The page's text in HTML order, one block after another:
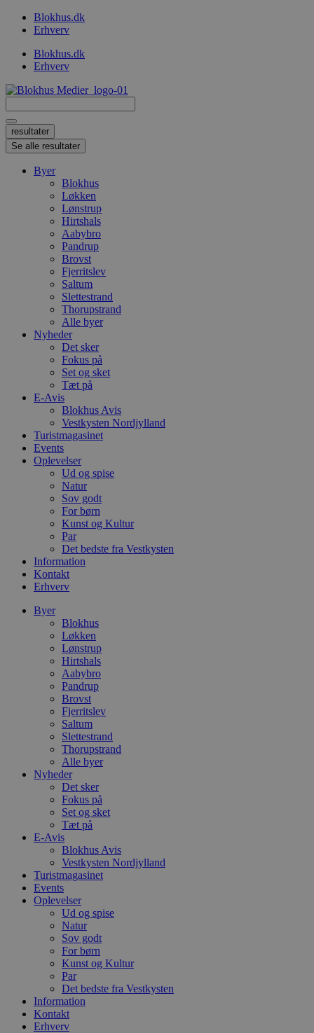
VidereBlokhus.dk
Erhverv
Blokhus.dk
Erhverv
...
resultater
Se alle resultater
Byer
Blokhus
Løkken
Lønstrup
Hirtshals
Aabybro
Pandrup
Brovst
Fjerritslev
Saltum
Slettestrand
Thorupstrand
Alle byer
Nyheder
Det sker
Fokus på
Set og sket
Tæt på
E-Avis
Blokhus Avis
Vestkysten Nordjylland
Turistmagasinet
Events
Oplevelser
Ud og spise
Natur
Sov godt
For børn
Kunst og Kultur
Par
Det bedste fra Vestkysten
Information
Kontakt
Erhverv
Byer
Blokhus
Løkken
Lønstrup
Hirtshals
Aabybro
Pandrup
Brovst
Fjerritslev
Saltum
Slettestrand
Thorupstrand
Alle byer
Nyheder
Det sker
Fokus på
Set og sket
Tæt på
E-Avis
Blokhus Avis
Vestkysten Nordjylland
Turistmagasinet
Events
Oplevelser
Ud og spise
Natur
Sov godt
For børn
Kunst og Kultur
Par
Det bedste fra Vestkysten
Information
Kontakt
Erhverv